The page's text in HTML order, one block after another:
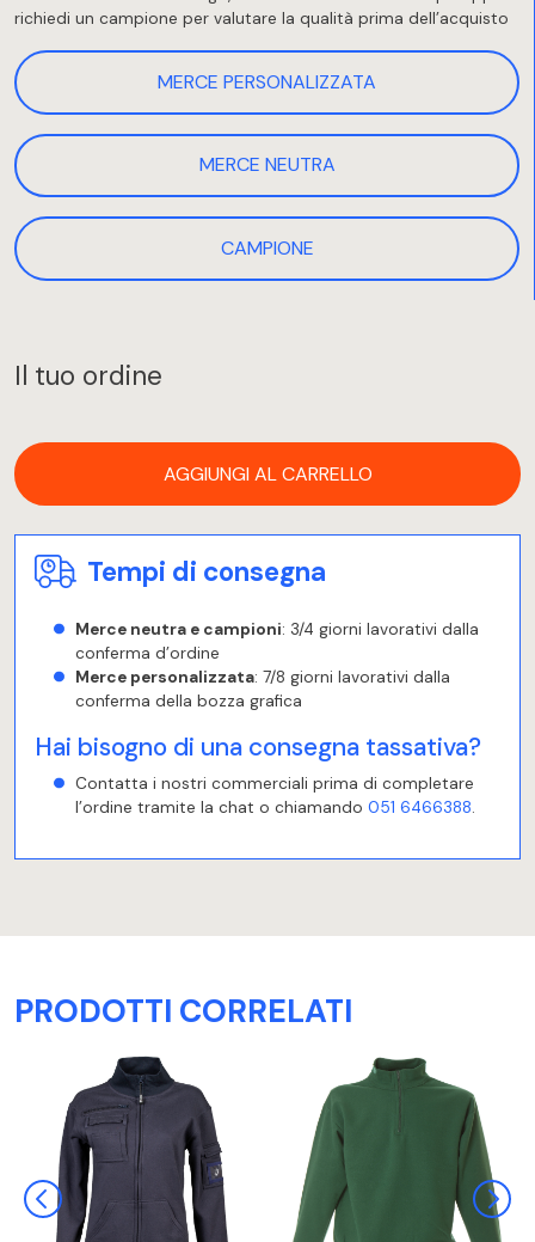
richiedi un campione per valutare la qualità prima dell’acquisto
MERCE PERSONALIZZATA
MERCE NEUTRA
CAMPIONE
Il tuo ordine
AGGIUNGI AL CARRELLO
Tempi di consegna
Merce neutra e campioni: 3/4 giorni lavorativi dalla
conferma d’ordine
Merce personalizzata: 7/8 giorni lavorativi dalla
conferma della bozza grafica
Hai bisogno di una consegna tassativa?
Contatta i nostri commerciali prima di completare
l’ordine tramite la chat o chiamando 051 6466388.
PRODOTTI CORRELATI